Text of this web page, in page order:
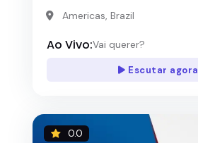
Americas, Brazil
Ao Vivo:Vai querer?
Escutar agora
0.0